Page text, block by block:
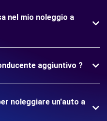
nel mio noleggio a
aggiuntivo ?
noleggiare un'auto a